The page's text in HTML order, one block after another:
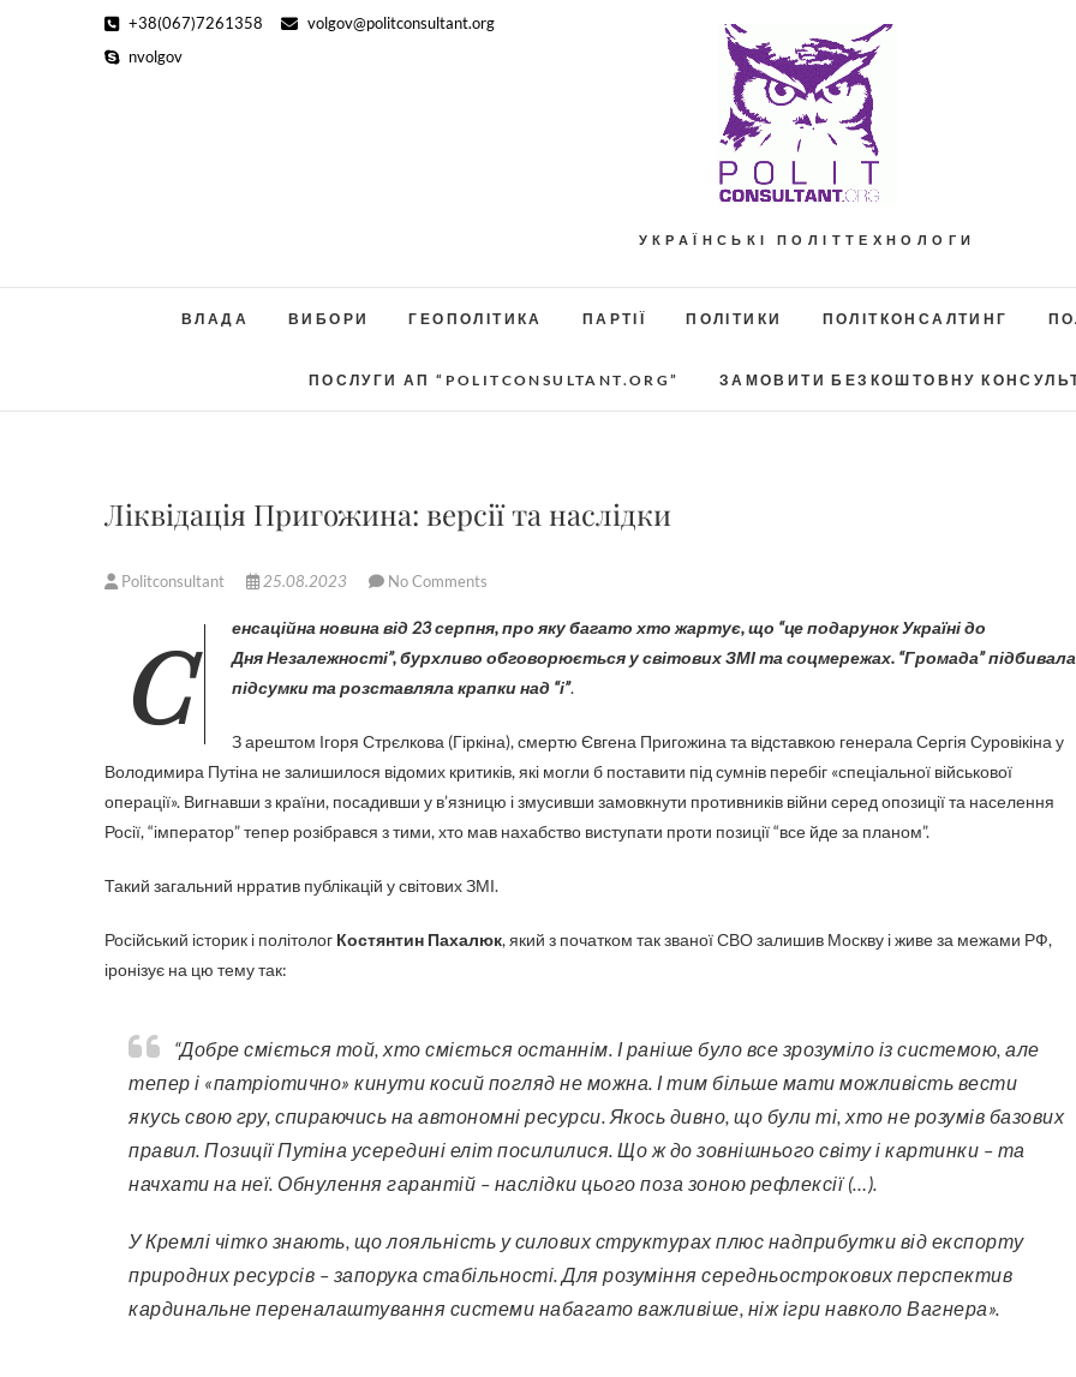
+38(067)7261358
volgov@politconsultant.org
nvolgov
УКРАЇНСЬКІ ПОЛІТТЕХНОЛОГИ
ВЛАДА ВИБОРИ ГЕОПОЛІТИКА ПАРТІЇ ПОЛІТИКИ ПОЛІТКОНСАЛТИНГ
ПОСЛУГИ АП “POLITCONSULTANT.ORG” ЗАМОВИТИ БЕЗКОШТОВНУ
Ліквідація Пригожина: версії та наслідки
Politconsultant 25.08.2023 No Comments
Сенсаційна новина від 23 серпня, про яку багато хто жартує, що “це подарунок Україні до
Дня Незалежності”, бурхливо обговорюється у світових ЗМІ та соцмережах. “Громада” підбивала
підсумки та розставляла крапки над “і”.
З арештом Ігоря Стрєлкова (Гіркіна), смертю Євгена Пригожина та відставкою генерала Сергія Суровікіна у
Володимира Путіна не залишилося відомих критиків, які могли б поставити під сумнів перебіг «спеціальної військової
операції». Вигнавши з країни, посадивши у в’язницю і змусивши замовкнути противників війни серед опозиції та населення
Росії, “імператор” тепер розібрався з тими, хто мав нахабство виступати проти позиції “все йде за планом”.
Такий загальний нрратив публікацій у світових ЗМІ.
Російський історик і політолог Костянтин Пахалюк, який з початком так званої СВО залишив Москву і живе за межами РФ,
іронізує на цю тему так:
“Добре сміється той, хто сміється останнім. І раніше було все зрозуміло із системою, але
тепер і «патріотично» кинути косий погляд не можна. І тим більше мати можливість вести
якусь свою гру, спираючись на автономні ресурси. Якось дивно, що були ті, хто не розумів базових
правил. Позиції Путіна усередині еліт посилилися. Що ж до зовнішнього світу і картинки – та
начхати на неї. Обнулення гарантій – наслідки цього поза зоною рефлексії (…).
У Кремлі чітко знають, що лояльність у силових структурах плюс надприбутки від експорту
природних ресурсів – запорука стабільності. Для розуміння середньострокових перспектив
кардинальне переналаштування системи набагато важливіше, ніж ігри навколо Вагнера».